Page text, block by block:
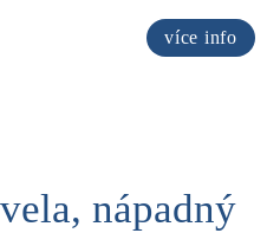
více info
PŘEHLEDnápadný